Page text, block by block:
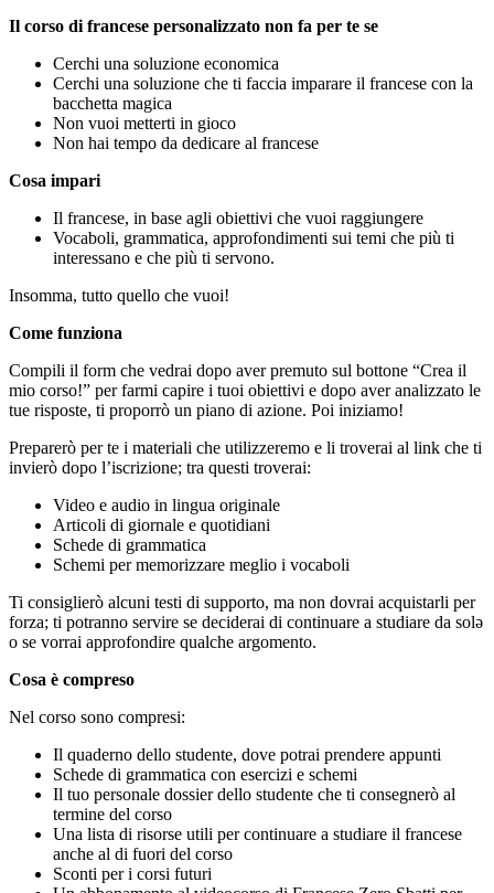
Il corso di francese personalizzato non fa per te se
Cerchi una soluzione economica
Cerchi una soluzione che ti faccia imparare il francese con la
bacchetta magica
Non vuoi metterti in gioco
Non hai tempo da dedicare al francese
Cosa impari
Il francese, in base agli obiettivi che vuoi raggiungere
Vocaboli, grammatica, approfondimenti sui temi che più ti
interessano e che più ti servono.
Insomma, tutto quello che vuoi!
Come funziona
Compili il form che vedrai dopo aver premuto sul bottone “Crea il
mio corso!” per farmi capire i tuoi obiettivi e dopo aver analizzato le
tue risposte, ti proporrò un piano di azione. Poi iniziamo!
Preparerò per te i materiali che utilizzeremo e li troverai al link che ti
invierò dopo l’iscrizione; tra questi troverai:
Video e audio in lingua originale
Articoli di giornale e quotidiani
Schede di grammatica
Schemi per memorizzare meglio i vocaboli
Ti consiglierò alcuni testi di supporto, ma non dovrai acquistarli per
forza; ti potranno servire se deciderai di continuare a studiare da solǝ
o se vorrai approfondire qualche argomento.
Cosa è compreso
Nel corso sono compresi:
Il quaderno dello studente, dove potrai prendere appunti
Schede di grammatica con esercizi e schemi
Il tuo personale dossier dello studente che ti consegnerò al
termine del corso
Una lista di risorse utili per continuare a studiare il francese
anche al di fuori del corso
Sconti per i corsi futuri